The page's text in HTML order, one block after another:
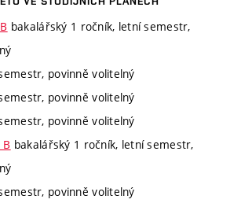
bakalářský 1 ročník, letní semestr,
povinně volitelný
povinně volitelný
povinně volitelný
bakalářský 1 ročník, letní semestr,
povinně volitelný